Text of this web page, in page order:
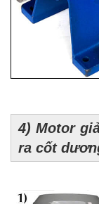
4) Motor
ra cốt